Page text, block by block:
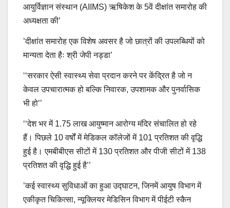
आयुर्विज्ञान संस्थान (AIIMS) ऋषिकेश के 5वें दीक्षांत समारोह की
अध्यक्षता की’
’दीक्षांत समारोह एक विशेष अवसर है जो छात्रों की उपलब्धियों को
मान्यता देता हैः श्री जेपी नड्डा’
‘‘सरकार ऐसी स्वास्थ्य सेवा प्रदान करने पर केंद्रित है जो न
केवल उपचारात्मक हो बल्कि निवारक, उपशामक और पुनर्वासिक
भी हो’’
‘‘देश भर में 1.75 लाख आयुष्मान आरोग्य मंदिर संचालित हो रहे
हैं। पिछले 10 वर्षों में मेडिकल कॉलेजों में 101 प्रतिशत की वृद्धि
हुई है। एमबीबीएस सीटों में 130 प्रतिशत और पीजी सीटों में 138
प्रतिशत की वृद्धि हुई है’’
’कई स्वास्थ्य सुविधाओं का हुआ उद्घाटन, जिनमें आयुष विभाग में
एकीकृत चिकित्सा, न्यूक्लियर मेडिसिन विभाग में पीईटी स्कैन